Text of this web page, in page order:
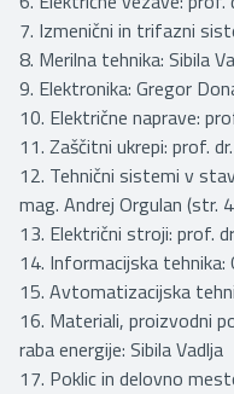
7. Izmenični in trifazni
8. Merilna tehnika: Sibila
9. Elektronika: Gregor
10. Električne naprave:
11. Zaščitni ukrepi: prof.
12. Tehnični sistemi v
mag. Andrej Orgulan (str.
13. Električni stroji: prof.
14. Informacijska tehnika:
15. Avtomatizacijska
16. Materiali, proizvodni
raba energije: Sibila Vadlja
17. Poklic in delovno